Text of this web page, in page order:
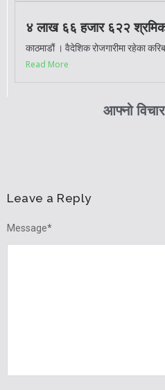
४ लाख ६६ हजार ६२२ श्रमिक
काठमाडौं । वैदेशिक रोजगारीमा रहेका
Read More
आफ्नो
Leave a Reply
Message*